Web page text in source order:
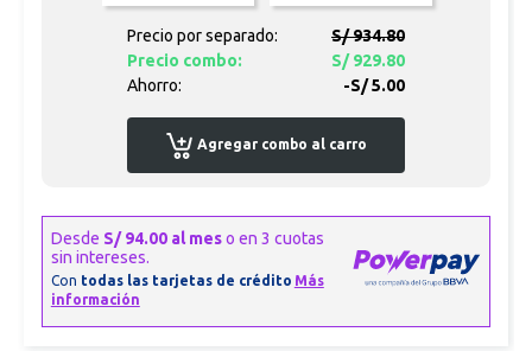
Precio por separado:
S/ 934.80
Precio combo:
S/ 929.80
Ahorro:
-S/ 5.00
Agregar combo al carro